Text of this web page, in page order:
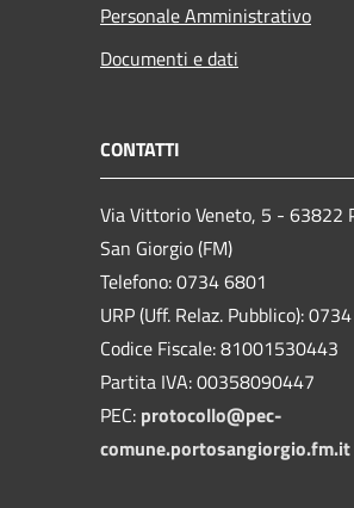
Personale Amministrativo
Documenti e dati
CONTATTI
Via Vittorio Veneto, 5 - 63822
San Giorgio (FM)
Telefono: 0734 6801
URP (Uff. Relaz. Pubblico):
Codice Fiscale: 81001530443
Partita IVA: 00358090447
PEC: protocollo@pec-
comune.portosangiorgio.fm.it